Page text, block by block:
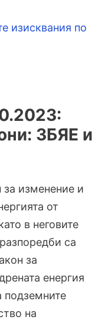
изисквания по
ЗБЯЕ и
изменение и
от
в неговите
са
за
енергия
подземните
на